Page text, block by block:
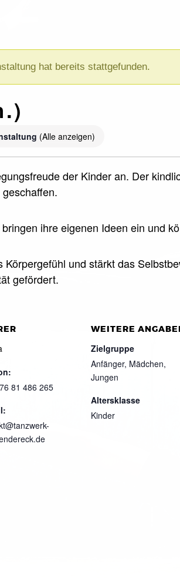
hat bereits stattgefunden.
(Alle anzeigen)
der Kinder an. Der
ihre eigenen Ideen ein und
und stärkt das
gefördert.
81 486 265
WEITERE
Zielgruppe
Anfänger, Mädchen,
Jungen
Altersklasse
Kinder